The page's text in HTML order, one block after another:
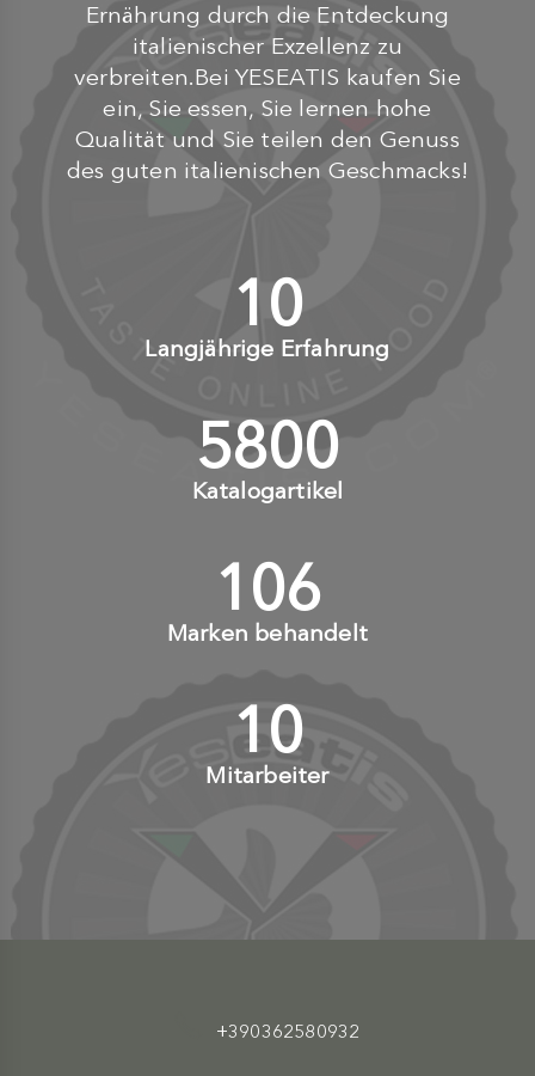
Ernährung durch die Entdeckung
italienischer Exzellenz zu
verbreiten.Bei YESEATIS kaufen Sie
ein, Sie essen, Sie lernen hohe
Qualität und Sie teilen den Genuss
des guten italienischen Geschmacks!
10+
Langjährige Erfahrung
6000+
Katalogartikel
110+
Marken behandelt
10+
Mitarbeiter
+390362580932